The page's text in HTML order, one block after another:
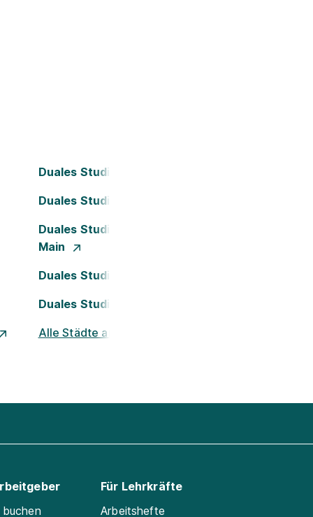
Duales Studium Bielefeld
Duales Studium Dortmund
Duales Studium Frankfurt am
Main
Duales Studium Köln
Duales Studium Nürnberg
Alle Städte ansehen
Für Lehrkräfte
Arbeitshefte